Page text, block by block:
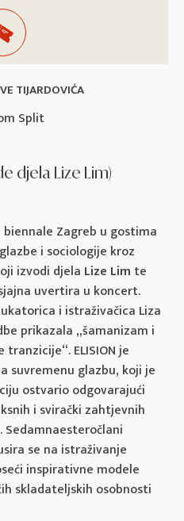
Split
TIJARDOVIĆA
djela Lize Lim)
Zagreb u gostima
i sociologije kroz
izvodi djela Lize Lim te
uvertira u koncert.
i istraživačica Liza
prikazala „šamanizam i
ELISION je
suvremenu glazbu, koji je
ostvario odgovarajući
i svirački zahtjevnih
se na istraživanje
inspirativne modele
skladateljskih osobnosti